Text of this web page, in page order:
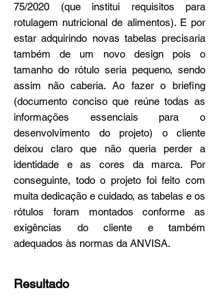
75/2020 (que institui requisitos para
rotulagem nutricional de alimentos). E por
estar adquirindo novas tabelas precisaria
também de um novo design pois o
tamanho do rótulo seria pequeno, sendo
assim não caberia. Ao fazer o briefing
(documento conciso que reúne todas as
informações essenciais para o
desenvolvimento do projeto) o cliente
deixou claro que não queria perder a
identidade e as cores da marca. Por
conseguinte, todo o projeto foi feito com
muita dedicação e cuidado, as tabelas e os
rótulos foram montados conforme as
exigências do cliente e também
adequados às normas da ANVISA.
Resultado